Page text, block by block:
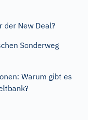
New Deal?
Sonderweg
Warum gibt es